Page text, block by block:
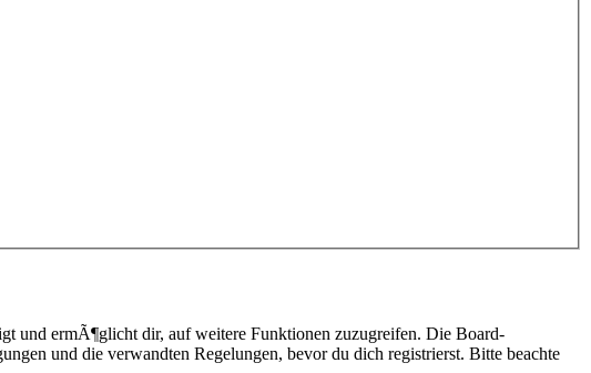
und ermÃ¶glicht dir, auf weitere Funktionen zuzugreifen. Die Board-
und die verwandten Regelungen, bevor du dich registrierst. Bitte beachte